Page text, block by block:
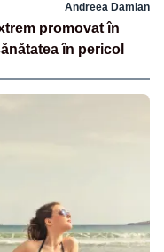
Andreea Damian
promovat în
în pericol